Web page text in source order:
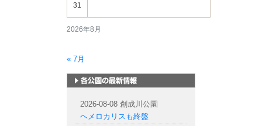
2026年8月
31
« 7月
2026-08-08 創成川公園
ヘメロカリスも終盤